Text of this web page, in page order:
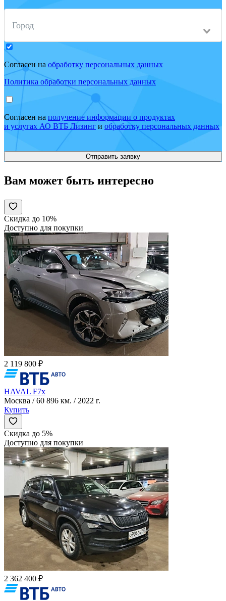
Город
Согласен на обработку персональных данных
Политика обработки персональных данных
Согласен на получение информации о продуктах
и услугах АО ВТБ Лизинг и обработку персональных данных
Вам может быть интересно
Скидка до 10%
Доступно для покупки
2 119 800 ₽
HAVAL F7x
Москва / 60 896 км. / 2022 г.
Купить
Скидка до 5%
Доступно для покупки
2 362 400 ₽